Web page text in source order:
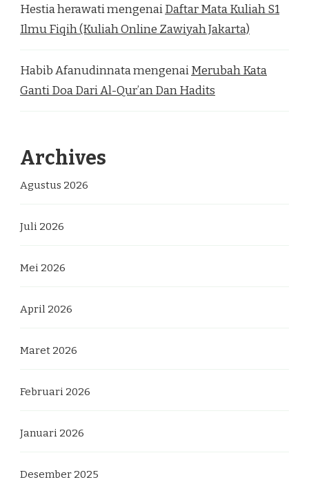
Hestia herawatimengenaiDaftar Mata Kuliah S1
Ilmu Fiqih (Kuliah Online Zawiyah Jakarta)
Habib AfanudinnatamengenaiMerubah Kata
Ganti Doa Dari Al-Qur’an Dan Hadits
Archives
Agustus 2026
Juli 2026
Mei 2026
April 2026
Maret 2026
Februari 2026
Januari 2026
Desember 2025